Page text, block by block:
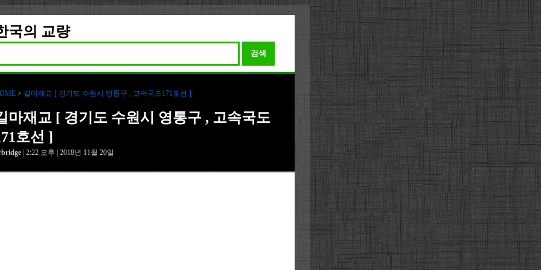
국의 교량
검색
> 길마재교 [ 경기도 수원시 영통구 , 고속국도171호선 ]
마재교 [ 경기도 수원시 영통구 , 고속국도
호선 ]
| 2:22 오후 | 2018년 11월 20일